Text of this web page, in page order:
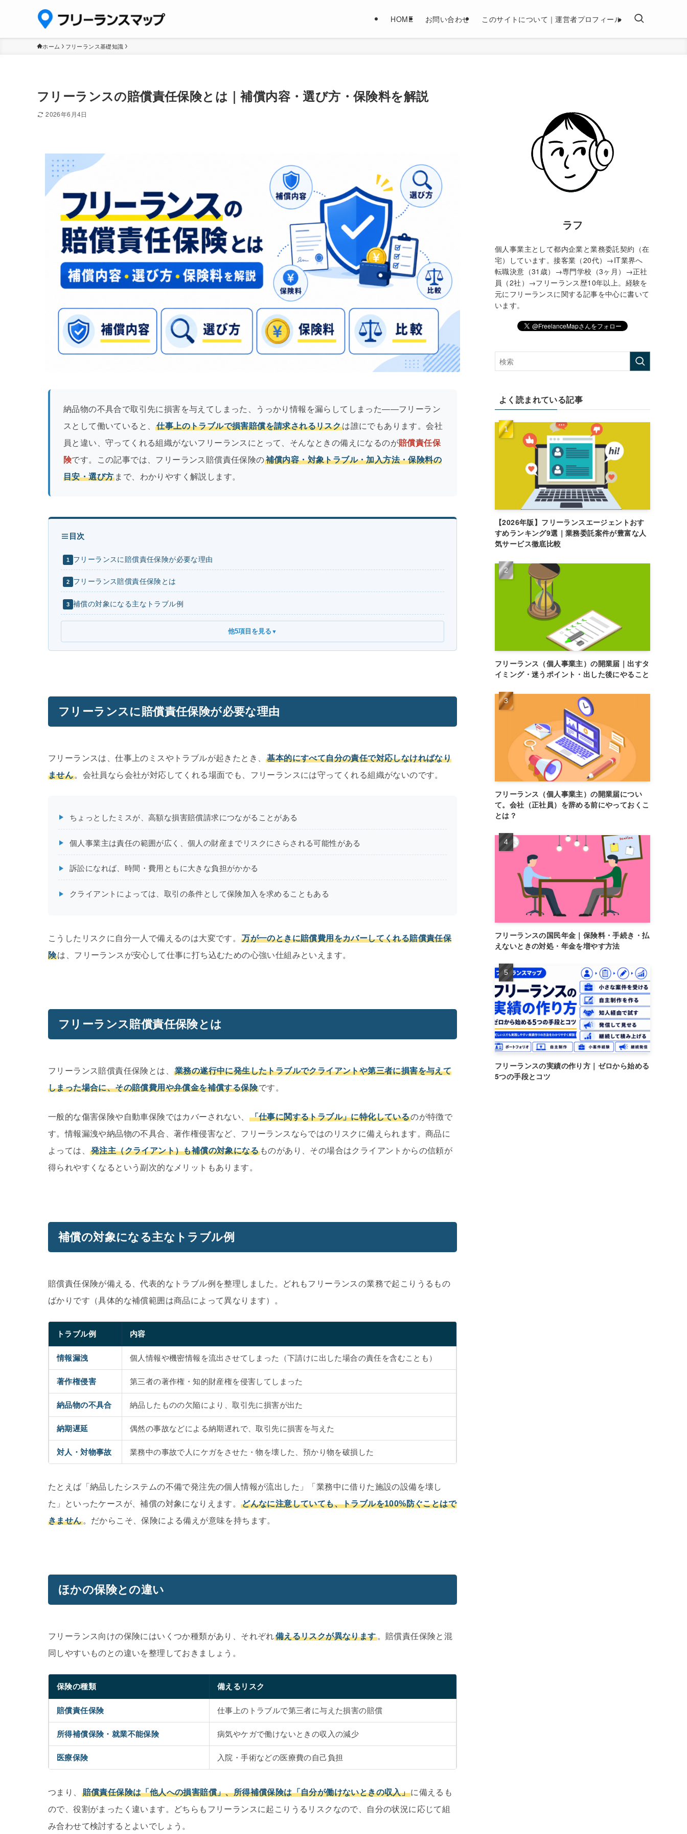
HOME お問い合わせ このサイトについて｜運営者プロフィール
ホーム フリーランス基礎知識
フリーランスの賠償責任保険とは｜補償内容・選び方・保険料を解説
2026年6月4日
納品物の不具合で取引先に損害を与えてしまった、うっかり情報を漏らしてしまった——フリーラン
スとして働いていると、仕事上のトラブルで損害賠償を請求されるリスクは誰にでもあります。会社
員と違い、守ってくれる組織がないフリーランスにとって、そんなときの備えになるのが賠償責任保
険です。この記事では、フリーランス賠償責任保険の補償内容・対象トラブル・加入方法・保険料の
目安・選び方 まで、わかりやすく解説します。
目次
1 フリーランスに賠償責任保険が必要な理由
2 フリーランス賠償責任保険とは
3 補償の対象になる主なトラブル例
他5項目を見る ▼
フリーランスに賠償責任保険が必要な理由
フリーランスは、仕事上のミスやトラブルが起きたとき、基本的にすべて自分の責任で対応しなければなり
ません 。会社員なら会社が対応してくれる場面でも、フリーランスには守ってくれる組織がないのです。
ちょっとしたミスが、高額な損害賠償請求につながることがある
個人事業主は責任の範囲が広く、個人の財産までリスクにさらされる可能性がある
訴訟になれば、時間・費用ともに大きな負担がかかる
クライアントによっては、取引の条件として保険加入を求めることもある
こうしたリスクに自分一人で備えるのは大変です。万が一のときに賠償費用をカバーしてくれる賠償責任保
険は、フリーランスが安心して仕事に打ち込むための心強い仕組みといえます。
フリーランス賠償責任保険とは
フリーランス賠償責任保険とは、
業務の遂行中に発生したトラブルでクライアントや第三者に損害を与えて
しまった場合に、その賠償費用や弁償金を補償する保険です。
一般的な傷害保険や自動車保険ではカバーされない、 「仕事に関するトラブル」に特化しているのが特徴で
す。情報漏洩や納品物の不具合、著作権侵害など、フリーランスならではのリスクに備えられます。商品に
よっては、
発注主（クライアント）も補償の対象になる ものがあり、その場合はクライアントからの信頼が
得られやすくなるという副次的なメリットもあります。
補償の対象になる主なトラブル例
賠償責任保険が備える、代表的なトラブル例を整理しました。どれもフリーランスの業務で起こりうるもの
ばかりです（具体的な補償範囲は商品によって異なります）。
トラブル例 内容
情報漏洩 個人情報や機密情報を流出させてしまった（下請けに出した場合の責任を含むことも）
著作権侵害 第三者の著作権・知的財産権を侵害してしまった
納品物の不具合 納品したものの欠陥により、取引先に損害が出た
納期遅延 偶然の事故などによる納期遅れで、取引先に損害を与えた
対人・対物事故 業務中の事故で人にケガをさせた・物を壊した、預かり物を破損した
たとえば「納品したシステムの不備で発注先の個人情報が流出した」「業務中に借りた施設の設備を壊し
た」といったケースが、補償の対象になりえます。どんなに注意していても、トラブルを100%防ぐことはで
きません。だからこそ、保険による備えが意味を持ちます。
ほかの保険との違い
フリーランス向けの保険にはいくつか種類があり、それぞれ備えるリスクが異なります。賠償責任保険と混
同しやすいものとの違いを整理しておきましょう。
保険の種類 備えるリスク
賠償責任保険 仕事上のトラブルで第三者に与えた損害の賠償
所得補償保険・就業不能保険 病気やケガで働けないときの収入の減少
医療保険 入院・手術などの医療費の自己負担
つまり、 賠償責任保険は「他人への損害賠償」、所得補償保険は「自分が働けないときの収入」に備えるも
ので、役割がまったく違います。どちらもフリーランスに起こりうるリスクなので、自分の状況に応じて組
み合わせて検討するとよいでしょう。
ラフ
個人事業主として都内企業と業務委託契約（在
宅）しています。接客業（20代）→IT業界へ
転職決意（31歳）→専門学校（3ヶ月）→正社
員（2社）→フリーランス歴10年以上。経験を
元にフリーランスに関する記事を中心に書いて
います。
よく読まれている記事
【2026年版】フリーランスエージェントおす
すめランキング9選｜業務委託案件が豊富な人
気サービス徹底比較
フリーランス（個人事業主）の開業届｜出すタ
イミング・迷うポイント・出した後にやること
フリーランス（個人事業主）の開業届につい
て。会社（正社員）を辞める前にやっておくこ
とは？
フリーランスの国民年金｜保険料・手続き・払
えないときの対処・年金を増やす方法
フリーランスの実績の作り方｜ゼロから始める
5つの手段とコツ